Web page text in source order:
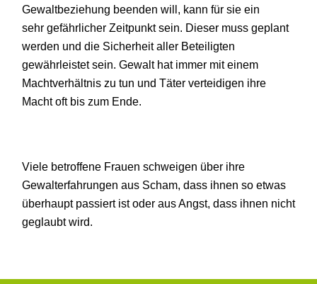
Gewaltbeziehung beenden will, kann für sie ein
sehr gefährlicher Zeitpunkt sein. Dieser muss geplant
werden und die Sicherheit aller Beteiligten
gewährleistet sein. Gewalt hat immer mit einem
Machtverhältnis zu tun und Täter verteidigen ihre
Macht oft bis zum Ende.
Viele betroffene Frauen schweigen über ihre
Gewalterfahrungen aus Scham, dass ihnen so etwas
überhaupt passiert ist oder aus Angst, dass ihnen nicht
geglaubt wird.